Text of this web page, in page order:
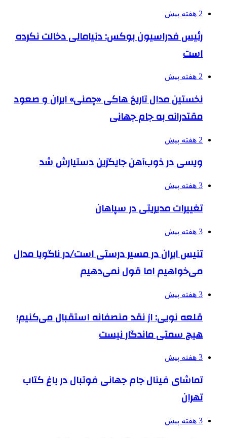
2 هفته پیش
رئیس فدراسیون بوکس: دنیامالی دخالت نکرده
است
2 هفته پیش
نخستین مدال تاریخ هاکی «چمنی» ایران و صعود
مقتدرانه به جام جهانی
2 هفته پیش
ویسی در ذوب‌آهن جایگزین دستیارش شد
3 هفته پیش
تغییرات مدیریتی در سپاهان
3 هفته پیش
تنیس ایران در مسیر درستی است/در ناگویا مدال
می‌خواهیم اما قول نمی‌دهیم
3 هفته پیش
قلعه نویی: از نقد منصفانه استقبال می‌کنیم؛
هیچ سمتی ماندگار نیست
3 هفته پیش
تماشای فینال جام جهانی فوتبال در باغ کتاب
تهران
3 هفته پیش